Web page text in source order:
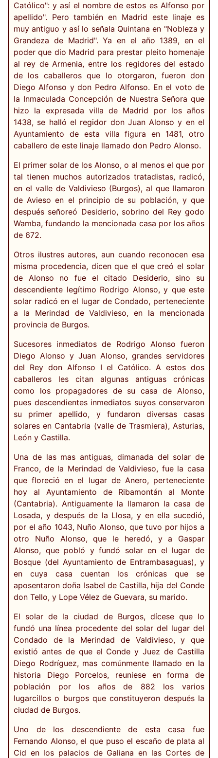
Católico": y así el nombre de estos es Alfonso por
apellido". Pero también en Madrid este linaje es
muy antiguo y así lo señala Quintana en "Nobleza y
Grandeza de Madrid". Ya en el año 1389, en el
poder que dio Madrid para prestar pleito homenaje
al rey de Armenia, entre los regidores del estado
de los caballeros que lo otorgaron, fueron don
Diego Alfonso y don Pedro Alfonso. En el voto de
la Inmaculada Concepción de Nuestra Señora que
hizo la expresada villa de Madrid por los años
1438, se halló el regidor don Juan Alonso y en el
Ayuntamiento de esta villa figura en 1481, otro
caballero de este linaje llamado don Pedro Alonso.
El primer solar de los Alonso, o al menos el que por
tal tienen muchos autorizados tratadistas, radicó,
en el valle de Valdivieso (Burgos), al que llamaron
de Avieso en el principio de su población, y que
después señoreó Desiderio, sobrino del Rey godo
Wamba, fundando la mencionada casa por los años
de 672.
Otros ilustres autores, aun cuando reconocen esa
misma procedencia, dicen que el que creó el solar
de Alonso no fue el citado Desiderio, sino su
descendiente legítimo Rodrigo Alonso, y que este
solar radicó en el lugar de Condado, perteneciente
a la Merindad de Valdivieso, en la mencionada
provincia de Burgos.
Sucesores inmediatos de Rodrigo Alonso fueron
Diego Alonso y Juan Alonso, grandes servidores
del Rey don Alfonso I el Católico. A estos dos
caballeros les citan algunas antiguas crónicas
como los propagadores de su casa de Alonso,
pues descendientes inmediatos suyos conservaron
su primer apellido, y fundaron diversas casas
solares en Cantabria (valle de Trasmiera), Asturias,
León y Castilla.
Una de las mas antiguas, dimanada del solar de
Franco, de la Merindad de Valdivieso, fue la casa
que floreció en el lugar de Anero, perteneciente
hoy al Ayuntamiento de Ribamontán al Monte
(Cantabria). Antiguamente la llamaron la casa de
Losada, y después de la Llosa, y en ella sucedió,
por el año 1043, Nuño Alonso, que tuvo por hijos a
otro Nuño Alonso, que le heredó, y a Gaspar
Alonso, que pobló y fundó solar en el lugar de
Bosque (del Ayuntamiento de Entrambasaguas), y
en cuya casa cuentan los crónicas que se
aposentaron doña Isabel de Castilla, hija del Conde
don Tello, y Lope Vélez de Guevara, su marido.
El solar de la ciudad de Burgos, dícese que lo
fundó una línea procedente del solar del lugar del
Condado de la Merindad de Valdivieso, y que
existió antes de que el Conde y Juez de Castilla
Diego Rodríguez, mas comúnmente llamado en la
historia Diego Porcelos, reuniese en forma de
población por los años de 882 los varios
lugarcillos o burgos que constituyeron después la
ciudad de Burgos.
Uno de los descendiente de esta casa fue
Fernando Alonso, el que puso el escaño de plata al
Cid en los palacios de Galiana en las Cortes de